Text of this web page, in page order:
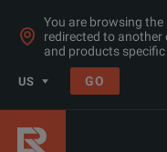
You are browsing the
redirected to another
and products
US GO
Kabel- und
Anritsu